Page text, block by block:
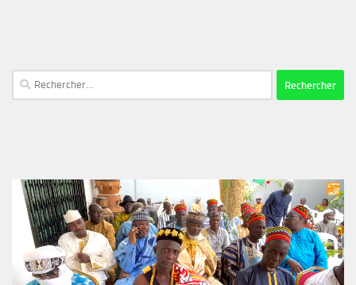
Rechercher :